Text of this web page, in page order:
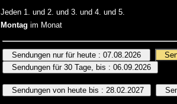
Jeden 1. und 2. und 3. und 4. und 5.
Montag im Monat